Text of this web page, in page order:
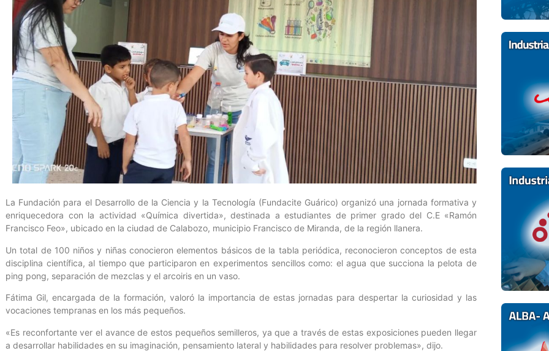
La Fundación para el Desarrollo de la Ciencia y la Tecnología (Fundacite Guárico) organizó una jornada formativa y
enriquecedora con la actividad «Química divertida», destinada a estudiantes de primer grado del C.E «Ramón
Francisco Feo», ubicado en la ciudad de Calabozo, municipio Francisco de Miranda, de la región llanera.
Un total de 100 niños y niñas conocieron elementos básicos de la tabla periódica, reconocieron conceptos de esta
disciplina científica, al tiempo que participaron en experimentos sencillos como: el agua que succiona la pelota de
ping pong, separación de mezclas y el arcoiris en un vaso.
Fátima Gil, encargada de la formación, valoró la importancia de estas jornadas para despertar la curiosidad y las
vocaciones tempranas en los más pequeños.
«Es reconfortante ver el avance de estos pequeños semilleros, ya que a través de estas exposiciones pueden llegar
a desarrollar habilidades en su imaginación, pensamiento lateral y habilidades para resolver problemas», dijo.